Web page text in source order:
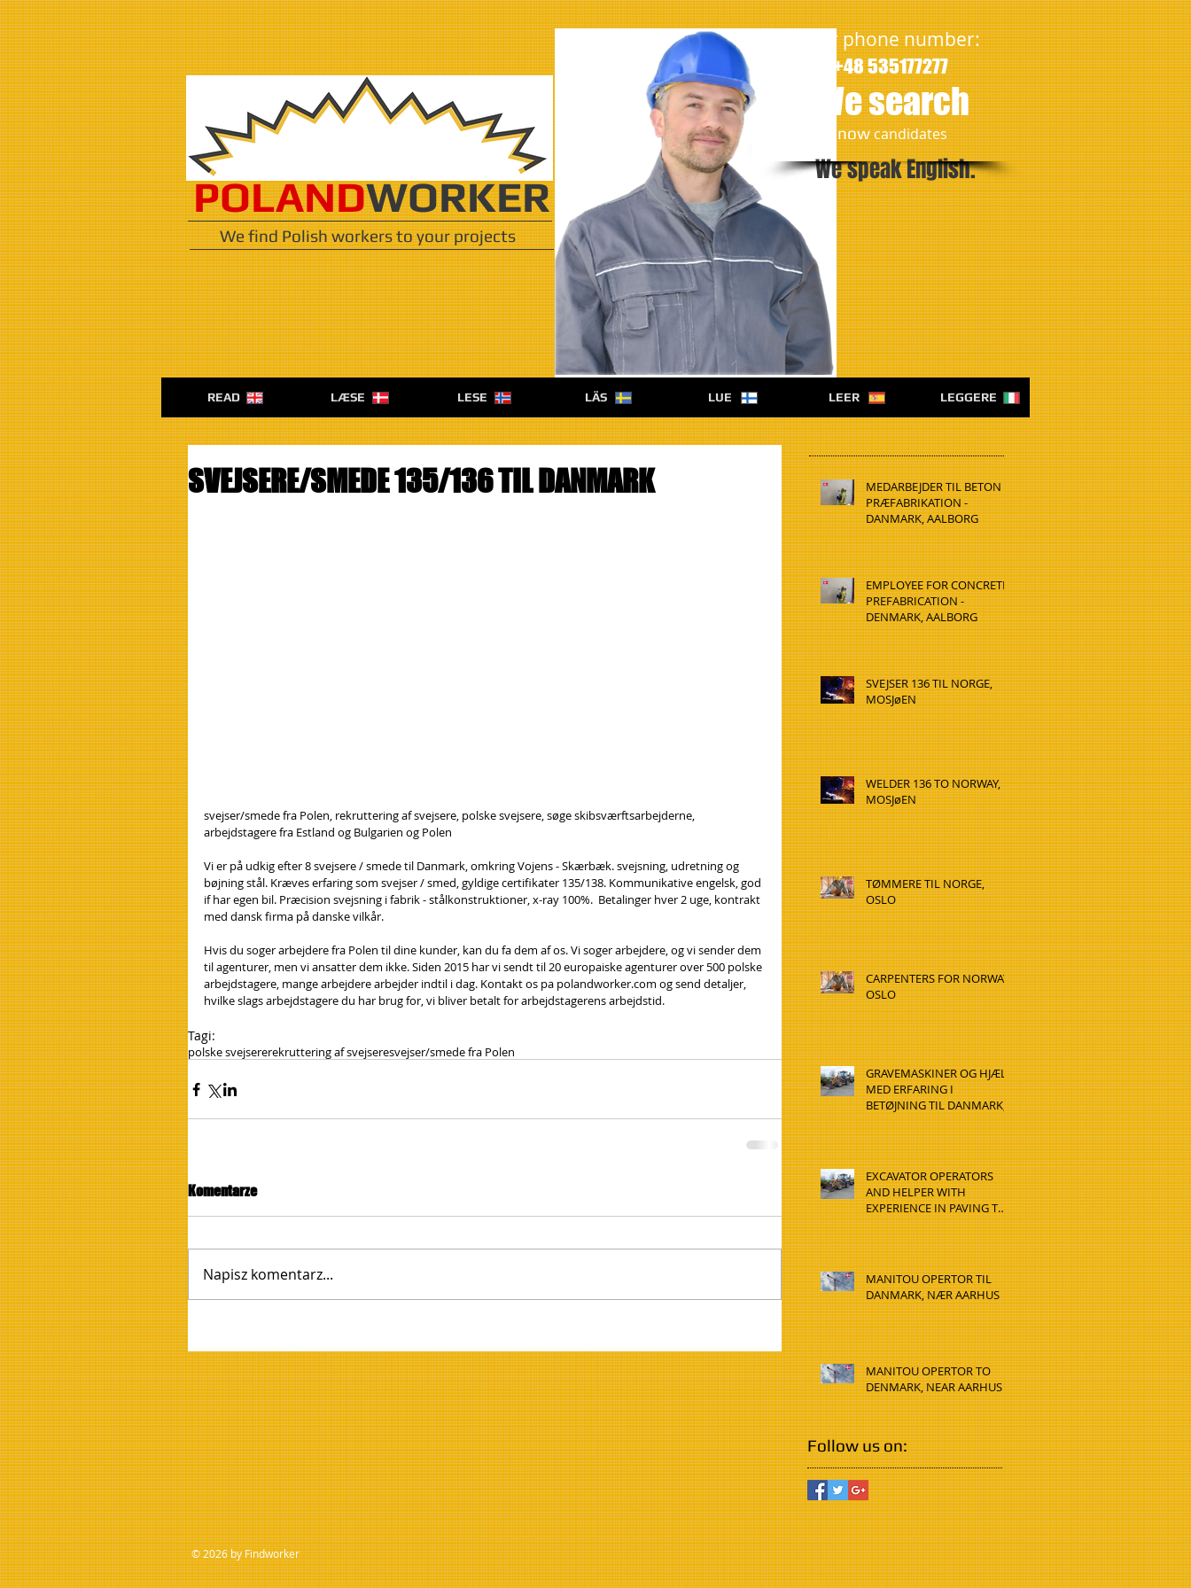
POLANDWORKER
We find Polish workersto your projects
We speak English.
READ LÆSE LESE LÄS LUE LEER LEGGERE
SVEJSERE/SMEDE 135/136 TIL DANMARK
svejser/smede fra Polen, rekruttering af svejsere, polske svejsere, søge skibsværftsarbejderne,
arbejdstagere fra Estland og Bulgarien og Polen
Vi er på udkig efter 8 svejsere / smede til Danmark, omkring Vojens - Skærbæk. svejsning, udretning og
bøjning stål. Kræves erfaring som svejser / smed, gyldige certifikater 135/138. Kommunikative engelsk, god
if har egen bil. Præcision svejsning i fabrik - stålkonstruktioner, x-ray 100%.  Betalinger hver 2 uge, kontrakt
med dansk firma på danske vilkår.
Hvis du soger arbejdere fra Polen til dine kunder, kan du fa dem af os. Vi soger arbejdere, og vi sender dem
til agenturer, men vi ansatter dem ikke. Siden 2015 har vi sendt til 20 europaiske agenturer over 500 polske
arbejdstagere, mange arbejdere arbejder indtil i dag. Kontakt os pa polandworker.com og send detaljer,
hvilke slags arbejdstagere du har brug for, vi bliver betalt for arbejdstagerens arbejdstid.
Tagi:
polske svejsererekruttering af svejseresvejser/smede fra Polen
Komentarze
Napisz komentarz...
MEDARBEJDER TIL BETON
PRÆFABRIKATION -
DANMARK, AALBORG
EMPLOYEE FOR CONCRETE
PREFABRICATION -
DENMARK, AALBORG
SVEJSER 136 TIL NORGE,
MOSJøEN
WELDER 136 TO NORWAY,
MOSJøEN
TØMMERE TIL NORGE,
OSLO
CARPENTERS FOR NORWAY,
OSLO
GRAVEMASKINER OG HJÆLP
MED ERFARING I
BETØJNING TIL DANMARK,
HADSTEN
EXCAVATOR OPERATORS
AND HELPER WITH
EXPERIENCE IN PAVING TO
DENMARK, HADSTEN
MANITOU OPERTOR TIL
DANMARK, NÆR AARHUS
MANITOU OPERTOR TO
DENMARK, NEAR AARHUS
Follow us on:
Our phone number:
+48 535177277
We search
​nowcandidates
© 2026 by Findworker